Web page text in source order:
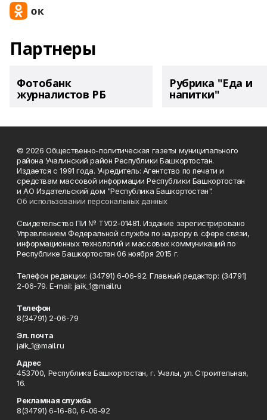
Партнеры
Фотобанк
журналистов РБ
Рубрика "Еда и
напитки"
© 2026 Общественно-политическая газеты муниципального
района Учалинский район Республики Башкортостан.
Издается с 1991 года. Учредитель: Агентство по печати и
средствам массовой информации Республики Башкортостан
и АО Издательский дом "Республика Башкортостан".
Об использовании персональных данных
Свидетельство ПИ № ТУ02-01481. Издание зарегистрировано
Управлением Федеральной службы по надзору в сфере связи,
информационных технологий и массовых коммуникаций по
Республике Башкортостан 06 ноября 2015 г.
Телефон редакции: (34791) 6-06-92. Главный редактор: (34791)
2-06-79. Е-mаil: jaik_1@mail.ru
Телефон
8(34791) 2-06-79
Эл. почта
jaik_1@mail.ru
Адрес
453700, Республика Башкортостан, г. Учалы, ул. Строительная,
16.
Рекламная служба
8(34791) 6-16-80, 6-06-92